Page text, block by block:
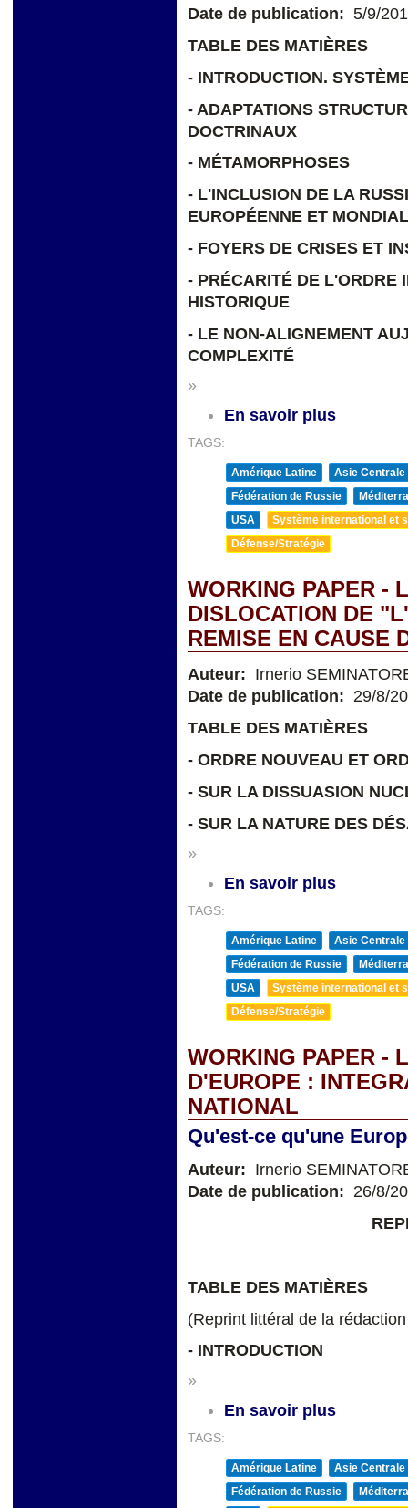
Date de publication: 5/9/
TABLE DES MATIÈRES
- INTRODUCTION.
- ADAPTATIONS
DOCTRINAUX
- MÉTAMORPHOSES
- L'INCLUSION DE LA
EUROPÉENNE ET
- FOYERS DE CRISES ET
- PRÉCARITÉ DE L'ORDRE
HISTORIQUE
- LE NON-ALIGNEMENT
COMPLEXITÉ
»
En savoir plus
TAGS:
Amérique Latine
Asie Centrale
Fédération de Russie
USA
Système international et
Défense/Stratégie
WORKING PAPER -
DISLOCATION DE
REMISE EN CAUSE
Auteur: Irnerio
Date de publication: 29/8/
TABLE DES MATIÈRES
- ORDRE NOUVEAU ET
- SUR LA DISSUASION
- SUR LA NATURE DES
»
En savoir plus
TAGS:
Amérique Latine
Asie Centrale
Fédération de Russie
USA
Système international et
Défense/Stratégie
WORKING PAPER -
D'EUROPE :
NATIONAL
Qu'est-ce qu'une
Auteur: Irnerio
Date de publication: 26/8/
TABLE DES MATIÈRES
(Reprint littéral de la
- INTRODUCTION
»
En savoir plus
TAGS:
Amérique Latine
Asie Centrale
Fédération de Russie